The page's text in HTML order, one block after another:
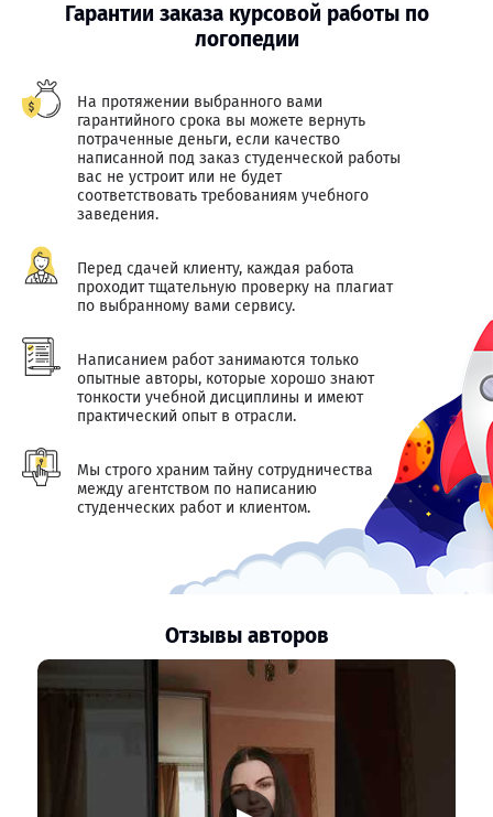
Гарантии заказа курсовой работы по
логопедии
На протяжении выбранного вами
гарантийного срока вы можете вернуть
потраченные деньги, если качество
написанной под заказ студенческой работы
вас не устроит или не будет
соответствовать требованиям учебного
заведения.
Перед сдачей клиенту, каждая работа
проходит тщательную проверку на плагиат
по выбранному вами сервису.
Написанием работ занимаются только
опытные авторы, которые хорошо знают
тонкости учебной дисциплины и имеют
практический опыт в отрасли.
Мы строго храним тайну сотрудничества
между агентством по написанию
студенческих работ и клиентом.
Отзывы авторов